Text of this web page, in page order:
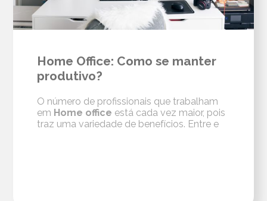
Home Office: Como se manter
produtivo?
O número de profissionais que trabalham
em Home office está cada vez maior, pois
traz uma variedade de benefícios. Entre e